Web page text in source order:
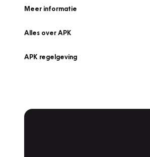
Meer informatie
Alles over APK
APK regelgeving